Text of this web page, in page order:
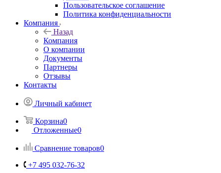
Пользовательское соглашение
Политика конфиденциальности
Компания
Назад
Компания
О компании
Документы
Партнеры
Отзывы
Контакты
Личный кабинет
Корзина0
Отложенные0
Сравнение товаров0
+7 495 032-76-32